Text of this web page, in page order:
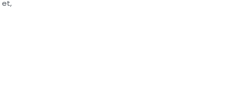
et,